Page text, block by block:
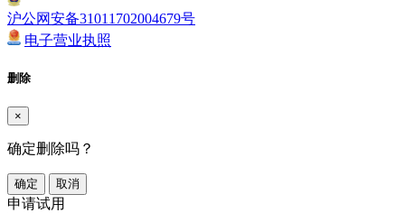
沪公网安备31011702004679号
电子营业执照
删除
×
确定删除吗？
确定 取消
申请试用